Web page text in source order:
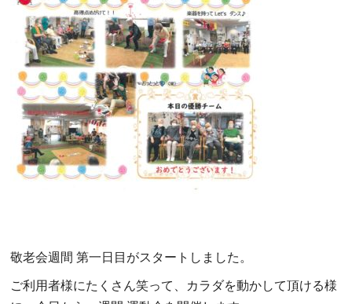
敬老会週間 第一日目がスタートしました。
ご利用者様にたくさん笑って、カラダを動かして頂ける様